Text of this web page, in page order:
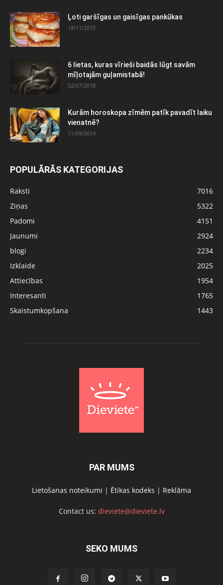
Ļoti garšīgas un gaisīgas pankūkas
18/11/2015
6 lietas, kuras vīrieši baidās lūgt savām
mīļotajām guļamistabā!
02/07/2018
Kurām horoskopa zīmēm patīk pavadīt laiku
vienatnē?
11/09/2019
POPULĀRĀS KATEGORIJAS
Raksti
7016
Ziņas
5322
Padomi
4151
Jaunumi
2924
blogi
2234
Izklaide
2025
Attiecības
1954
Interesanti
1765
Skaistumkopšana
1443
PAR MUMS
Lietošanas noteikumi | Ētikas kodeks | Reklāma
Contact us: dieviete@dieviete.lv
SEKO MUMS